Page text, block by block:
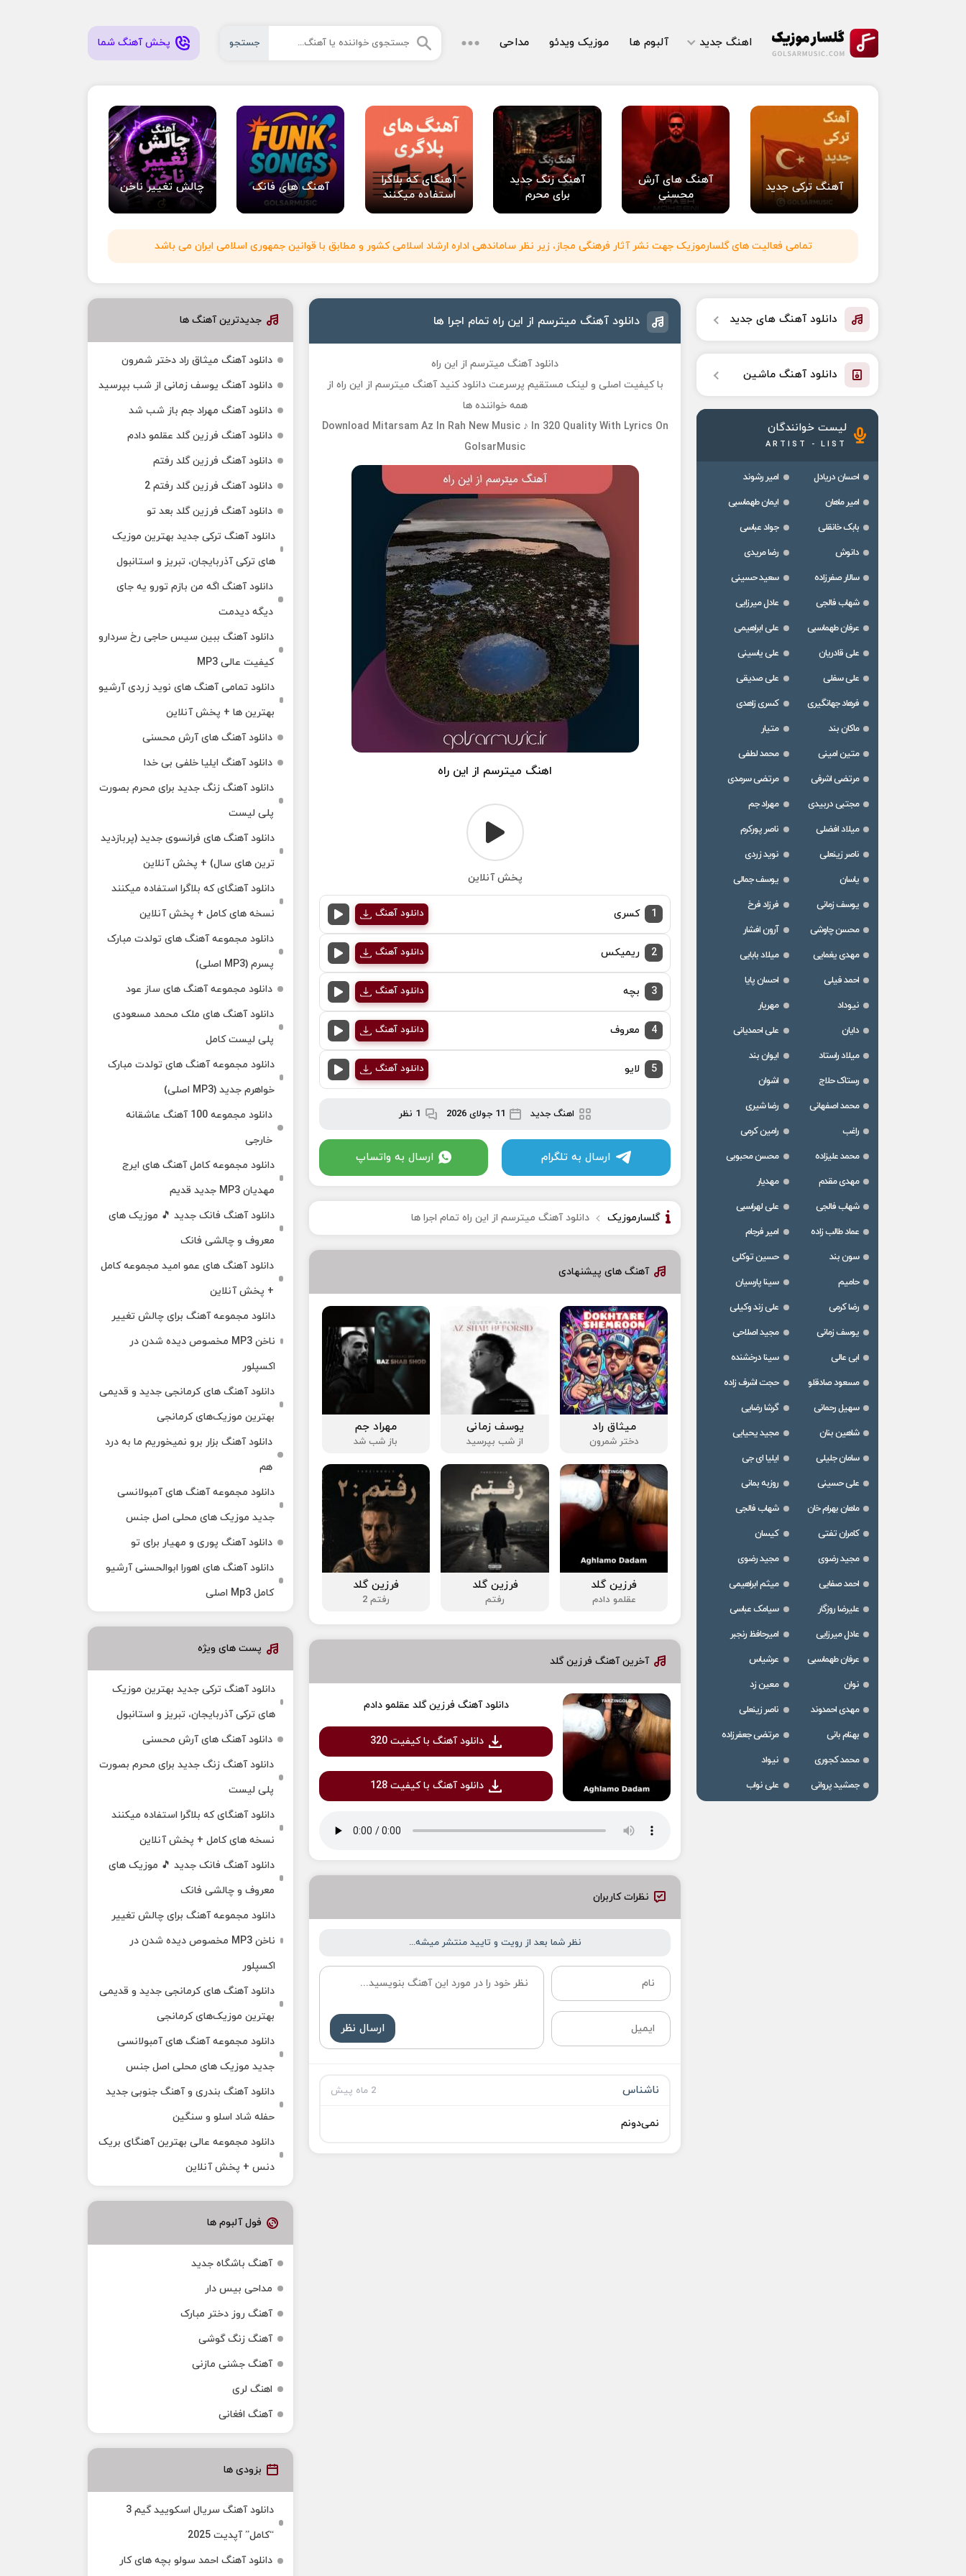
اهنگ جدید آلبوم ها موزیک ویدئو مداحی جستجو پخش آهنگ شما
آهنگ ترکی جدید
آهنگ های آرش
محسنی
آهنگ زنگ جدید
برای محرم
آهنگای که بلاگرا
استفاده میکنند
آهنگ های فانک چالش تغییر ناخن
تمامی فعالیت های گلسارموزیک جهت نشر آثار فرهنگی مجاز، زیر نظر ساماندهی اداره ارشاد اسلامی کشور و مطابق با قوانین جمهوری اسلامی ایران می باشد
دانلود آهنگ میترسم از این راه تمام اجرا ها
دانلود آهنگ میترسم از این راه
با کیفیت اصلی و لینک مستقیم پرسرعت دانلود کنید آهنگ میترسم از این راه از
همه خواننده ها
Download Mitarsam Az In Rah New Music ♪ In 320 Quality With Lyrics On
GolsarMusic
اهنگ میترسم از این راه
پخش آنلاین
1 کسری دانلود آهنگ
2 ریمیکس دانلود آهنگ
3 بچه دانلود آهنگ
4 معروف دانلود آهنگ
5 لایو دانلود آهنگ
اهنگ جدید 11 جولای 2026 1 نظر
ارسال به تلگرام ارسال به واتساپ
گلسارموزیک دانلود آهنگ میترسم از این راه تمام اجرا ها
آهنگ های پیشنهادی
میثاق راد
دختر شمرون
یوسف زمانی
از شب بپرسید
مهراد جم
باز شب شد
فرزین گلد
عقلمو دادم
فرزین گلد
رفتم
فرزین گلد
رفتم 2
آخرین آهنگ فرزین گلد
دانلود آهنگ فرزین گلد عقلمو دادم
دانلود آهنگ با کیفیت 320
دانلود آهنگ با کیفیت 128
نظرات کاربران
نظر شما بعد از رویت و تایید منتشر میشه...
ارسال نظر
ناشناس 2 ماه پیش
نمی‌دونم
دانلود آهنگ های جدید
دانلود آهنگ ماشین
لیست خوانندگان
ARTIST - LIST
احسان دریادل
امیر رشوند
امیر ماهان
ایمان طهماسبی
بابک خانقلی
جواد عباسی
دانوش
رضا مریدی
سالار صفرزاده
سعید حسینی
شهاب فالجی
عادل میرزایی
عرفان طهماسبی
علی ابراهیمی
علی قادریان
علی یاسینی
علی سفلی
علی صدیقی
فرهاد جهانگیری
کسری زاهدی
ماکان بند
متیار
متین امینی
محمد لطفی
مرتضی اشرفی
مرتضی سرمدی
مجتبی دربیدی
مهراد جم
میلاد افضلی
ناصر پورکرم
ناصر زینعلی
نوید زردی
یاسان
یوسف جمالی
یوسف زمانی
فرزاد فرخ
محسن چاوشی
آرون افشار
مهدی یغمایی
میلاد بابایی
احمد فیلی
احسان پایا
نیوداد
مهریار
دایان
علی احمدیانی
میلاد راستاد
ایوان بند
رستاک حلاج
اشوان
محمد اصفهانی
رضا شیری
راغب
رامین کرمی
محمد علیزاده
محسن محبوبی
مهدی مقدم
مهدیار
شهاب فالجی
علی لهراسبی
عماد طالب زاده
امیر فرجام
سون بند
حسین توکلی
حامیم
سینا پارسیان
رضا کرمی
علی زند وکیلی
یوسف زمانی
مجید اصلاحی
ابی عالی
سینا درخشنده
مسعود صادقلو
حجت اشرف زاده
سهیل رحمانی
گرشا رضایی
شاهین بنان
مجید یحیایی
سامان جلیلی
ایلیا ای جی
علی حسینی
روزبه بمانی
ماهان بهرام خان
شهاب فالجی
کامران تفتی
کیسان
مجید رضوی
مجید رضوی
احمد صفایی
میثم ابراهیمی
علیرضا روزگار
سیامک عباسی
عادل میرزایی
امیرحافظ رنجبر
عرفان طهماسبی
عرشیاس
نوان
معین زد
مهدی احمدوند
ناصر زینعلی
بهنام بانی
مرتضی جعفرزاده
محمد کجوری
نیواد
جمشید پروانی
علی نواب
جدیدترین آهنگ ها
دانلود آهنگ میثاق راد دختر شمرون
دانلود آهنگ یوسف زمانی از شب بپرسید
دانلود آهنگ مهراد جم باز شب شد
دانلود آهنگ فرزین گلد عقلمو دادم
دانلود آهنگ فرزین گلد رفتم
دانلود آهنگ فرزین گلد رفتم 2
دانلود آهنگ فرزین گلد بعد تو
دانلود آهنگ ترکی جدید بهترین موزیک‌
های ترکی آذربایجان، تبریز و استانبول
دانلود آهنگ اگه من بازم تورو یه جای
دیگه دیدمت
دانلود آهنگ ببین سیس حاجی رخ سردارو
کیفیت عالی MP3
دانلود تمامی آهنگ های نوید زردی آرشیو
بهترین ها + پخش آنلاین
دانلود آهنگ های آرش محسنی
دانلود آهنگ ایلیا خلفی بی خدا
دانلود آهنگ زنگ جدید برای محرم بصورت
پلی لیست
دانلود آهنگ های فرانسوی جدید (پربازدید
ترین های سال) + پخش آنلاین
دانلود آهنگای که بلاگرا استفاده میکنند
نسخه های کامل + پخش آنلاین
دانلود مجموعه آهنگ های تولدت مبارک
پسرم (MP3 اصلی)
دانلود مجموعه آهنگ های ساز عود
دانلود آهنگ های ملک‌ محمد مسعودی
پلی لیست کامل
دانلود مجموعه آهنگ های تولدت مبارک
خواهرم جدید (MP3 اصلی)
دانلود مجموعه 100 آهنگ عاشقانه
خارجی
دانلود مجموعه کامل آهنگ های ایرج
مهدیان MP3 جدید قدیم
دانلود آهنگ فانک جدید 🎵 موزیک‌ های
معروف و چالشی فانک
دانلود آهنگ های عمو امید مجموعه کامل
+ پخش آنلاین
دانلود مجموعه آهنگ برای چالش تغییر
ناخن MP3 مخصوص دیده شدن در
اکسپلور
دانلود آهنگ‌ های کرمانجی جدید و قدیمی
بهترین موزیک‌های کرمانجی
دانلود آهنگ بزار برو نمیخوریم ما به درد
هم
دانلود مجموعه آهنگ های آمبولانسی
جدید موزیک های محلی اصل جنس
دانلود آهنگ پوری و مهیار برای تو
دانلود آهنگ های اهورا ابوالحسنی آرشیو
کامل Mp3 اصلی
پست های ویژه
دانلود آهنگ ترکی جدید بهترین موزیک‌
های ترکی آذربایجان، تبریز و استانبول
دانلود آهنگ های آرش محسنی
دانلود آهنگ زنگ جدید برای محرم بصورت
پلی لیست
دانلود آهنگای که بلاگرا استفاده میکنند
نسخه های کامل + پخش آنلاین
دانلود آهنگ فانک جدید 🎵 موزیک‌ های
معروف و چالشی فانک
دانلود مجموعه آهنگ برای چالش تغییر
ناخن MP3 مخصوص دیده شدن در
اکسپلور
دانلود آهنگ‌ های کرمانجی جدید و قدیمی
بهترین موزیک‌های کرمانجی
دانلود مجموعه آهنگ های آمبولانسی
جدید موزیک های محلی اصل جنس
دانلود آهنگ بندری و آهنگ جنوبی جدید
حفله شاد اسلو و سنگین
دانلود مجموعه عالی بهترین آهنگای بریک
دنس + پخش آنلاین
فول آلبوم ها
آهنگ باشگاه جدید
مداحی بیس دار
آهنگ روز دختر مبارک
آهنگ زنگ گوشی
آهنگ جشنی مازنی
اهنگ لری
آهنگ افغانی
بزودی ها
دانلود آهنگ سریال اسکویید گیم 3
“کامل” آپدیت 2025
دانلود آهنگ احمد سولو بچه های کار